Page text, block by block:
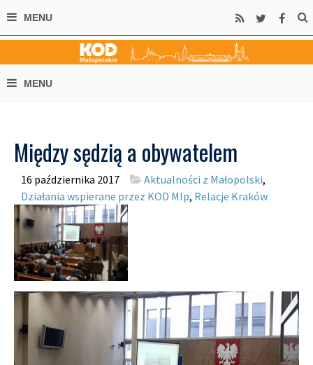
Między sędzią a obywatelem
16 października 2017 Aktualności z Małopolski,
Działania wspierane przez KOD Mlp, Relacje Kraków